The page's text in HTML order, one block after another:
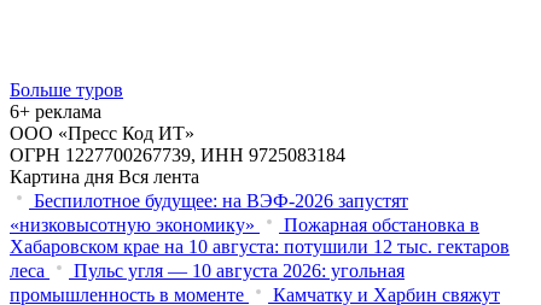
Больше туров
6+ реклама
ООО «Пресс Код ИТ»
ОГРН 1227700267739, ИНН 9725083184
Картина дня Вся лента
Беспилотное будущее: на ВЭФ-2026 запустят
«низковысотную экономику»
Пожарная обстановка в
Хабаровском крае на 10 августа: потушили 12 тыс. гектаров
леса
Пульс угля — 10 августа 2026: угольная
промышленность в моменте
Камчатку и Харбин свяжут